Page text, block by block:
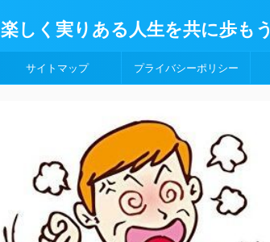
楽しく実りある人生を共に歩もう
サイトマップ プライバシーポリシー